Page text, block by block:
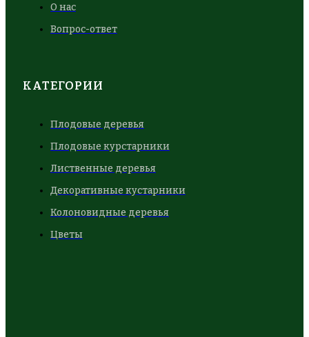
О нас
Вопрос-ответ
КАТЕГОРИИ
Плодовые деревья
Плодовые курстарники
Лиственные деревья
Декоративные кустарники
Колоновидные деревья
Цветы